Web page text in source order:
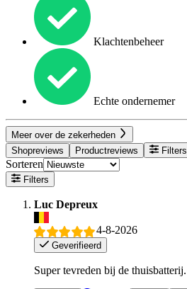
Klachtenbeheer
Echte ondernemer
Meer over de zekerheden
Shopreviews
Productreviews Filters
Sorteren
Filters
Luc Depreux
4-8-2026
Geverifieerd
Super tevreden bij de thuisbatterij.